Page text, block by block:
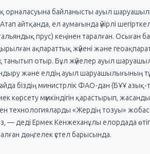
орналасуына байланысты ауыл
айтқанда, ел аумағында үйірлі
прус) кеңінен таралған. Осыған
ақпараттық жүйені және
танытып отыр. Бұл жүйелер ауыл
және елдің ауыл шаруашылығының
біздің министрлік ФАО-дан (БҰҰ
көрсету мүмкіндігін қарастырып,
технологияларды «Жердің тозуы»
— деді Ермек Кенжеханұлы елордада
дөңгелек үстел барысында.